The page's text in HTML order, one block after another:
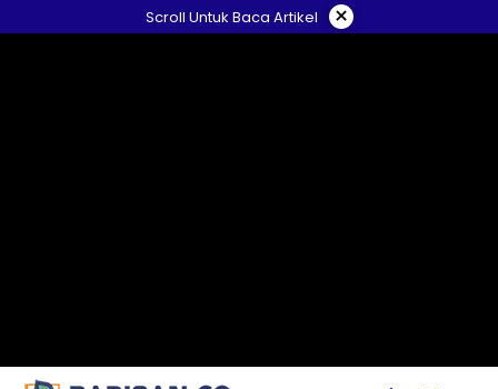
ke
Scroll Untuk Baca Artikel ×